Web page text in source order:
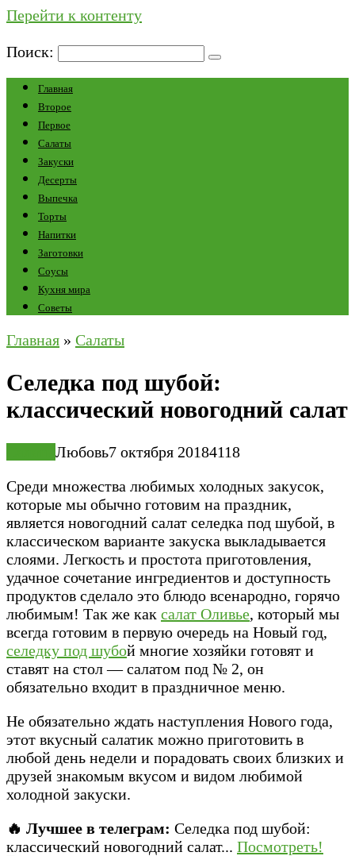
Перейти к контенту
Поиск:
Главная
Второе
Первое
Салаты
Закуски
Десерты
Выпечка
Торты
Напитки
Заготовки
Соусы
Кухня мира
Советы
Главная » Салаты
Селедка под шубой:
классический новогодний салат
Любовь7 октября 20184118
Среди множества любимых холодных закусок,
которые мы обычно готовим на праздник,
является новогодний салат селедка под шубой, в
классическом варианте закуска выкладывается
слоями. Легкость и простота приготовления,
удачное сочетание ингредиентов и доступность
продуктов сделало это блюдо всенародно, горячо
любимым! Так же как салат Оливье, который мы
всегда готовим в первую очередь на Новый год,
селедку под шубой многие хозяйки готовят и
ставят на стол — салатом под № 2, он
обязательно входит в праздничное меню.
Не обязательно ждать наступления Нового года,
этот вкусный салатик можно приготовить в
любой день недели и порадовать своих близких и
друзей знакомым вкусом и видом любимой
холодной закуски.
🔥 Лучшее в телеграм: Селедка под шубой:
классический новогодний салат... Посмотреть!